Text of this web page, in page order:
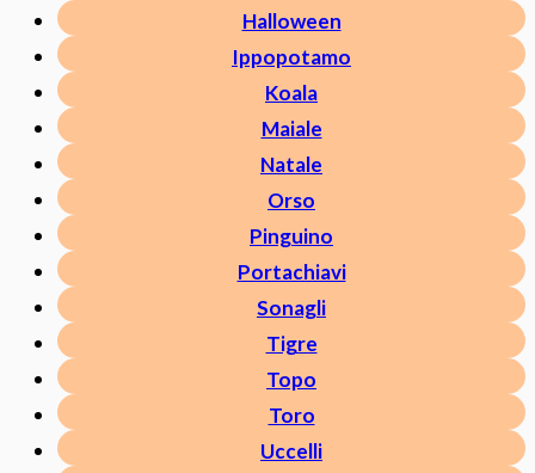
Halloween
Ippopotamo
Koala
Maiale
Natale
Orso
Pinguino
Portachiavi
Sonagli
Tigre
Topo
Toro
Uccelli